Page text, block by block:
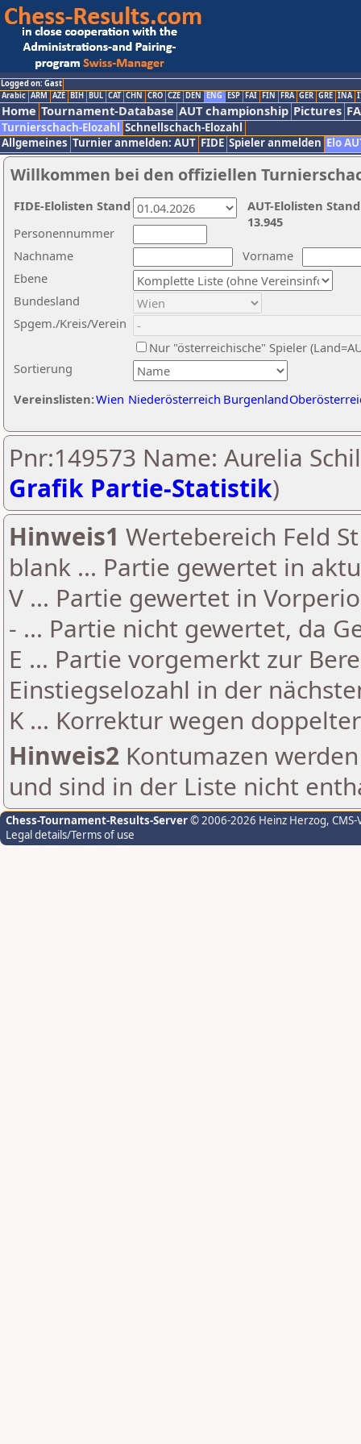
Logged on: Gast
Arabic ARM AZE BIH BUL CAT CHN CRO CZE DEN ENG ESP FAI FIN FRA GER GRE INA
Home Tournament-Database AUT championship Pictures
Turnierschach-Elozahl Schnellschach-Elozahl
Allgemeines Turnier anmelden: AUT FIDE Spieler anmelden Elo
Willkommen bei den offiziellen
Nachname
Vorname
Ebene
Sortierung
Personennummer
Bundesland
Spgem./Kreis/Verein
Nur "österreichische" Spieler
Vereinslisten:Wien Niederösterreich Burgenland
AUT-Elolisten
13.945
FIDE-Elolisten Stand
Pnr:149573 Name: Aurelia
Grafik Partie-Statistik)
Hinweis1 Wertebereich Feld
blank ... Partie gewertet in
V ... Partie gewertet in
- ... Partie nicht gewertet, da
E ... Partie vorgemerkt zur
Einstiegselozahl in der
K ... Korrektur wegen
Hinweis2 Kontumazen
und sind in der Liste nicht
Chess-Tournament-Results-Server© 2006-2026 Heinz Herzog,
Legal details/Terms of use